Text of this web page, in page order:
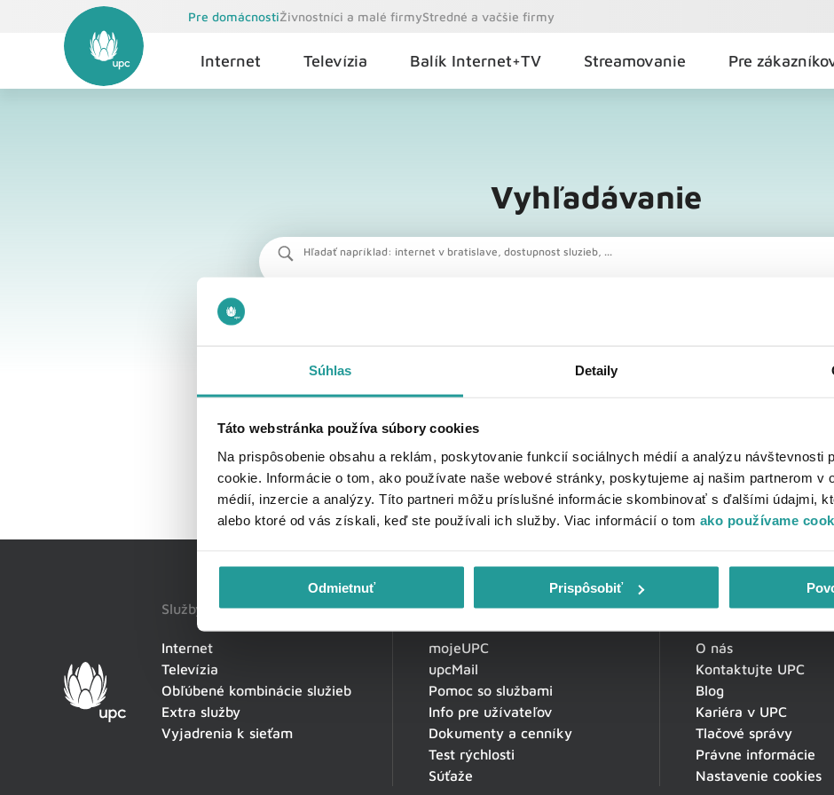
Súhlas Detaily
Táto webstránka používa súbory cookies
Na prispôsobenie obsahu a reklám, poskytovanie funkcií sociálnych médií a analýzu návštevnosti
cookie. Informácie o tom, ako používate naše webové stránky, poskytujeme aj našim partnerom v
médií, inzercie a analýzy. Títo partneri môžu príslušné informácie skombinovať s ďalšími údajmi,
alebo ktoré od vás získali, keď ste používali ich služby. Viac informácií o tom ako používame
Odmietnuť Prispôsobiť
Pre domácnostiŽivnostníci a malé firmyStredné a vačšie firmy
Internet Televízia Balík Internet+TV Streamovanie Pre
Vyhľadávanie
Hľadať napríklad: internet v bratislave, dostupnost sluzieb, ...
Služby
Internet
Televízia
Obľúbené kombinácie služieb
Extra služby
Vyjadrenia k sieťam
Zákaznícka zóna
mojeUPC
upcMail
Pomoc so službami
Info pre užívateľov
Dokumenty a cenníky
Test rýchlosti
Súťaže
O spoločnosti
O nás
Kontaktujte UPC
Blog
Kariéra v UPC
Tlačové správy
Právne informácie
Nastavenie cookies